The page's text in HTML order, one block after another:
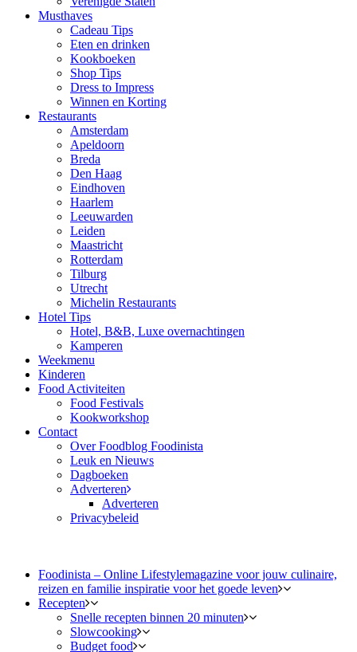
Musthaves
Cadeau Tips
Eten en drinken
Kookboeken
Shop Tips
Dress to Impress
Winnen en Korting
Restaurants
Amsterdam
Apeldoorn
Breda
Den Haag
Eindhoven
Haarlem
Leeuwarden
Leiden
Maastricht
Rotterdam
Tilburg
Utrecht
Michelin Restaurants
Hotel Tips
Hotel, B&B, Luxe overnachtingen
Kamperen
Weekmenu
Kinderen
Food Activiteiten
Food Festivals
Kookworkshop
Contact
Over Foodblog Foodinista
Leuk en Nieuws
Dagboeken
Adverteren
Adverteren
Privacybeleid
Foodinista – Online Lifestylemagazine voor jouw culinaire,
reizen en familie inspiratie voor het goede leven
Recepten
Snelle recepten binnen 20 minuten
Slowcooking
Budget food